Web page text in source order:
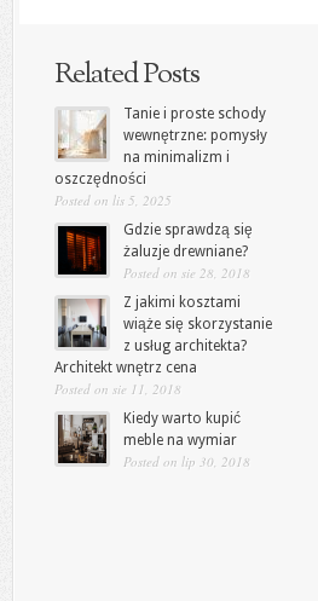
Related Posts
Tanie i proste schody
wewnętrzne: pomysły
na minimalizm i
oszczędności
Posted on lis 5, 2025
Gdzie sprawdzą się
żaluzje drewniane?
Posted on sie 28, 2018
Z jakimi kosztami
wiąże się skorzystanie
z usług architekta?
Architekt wnętrz cena
Posted on sie 11, 2018
Kiedy warto kupić
meble na wymiar
Posted on lip 30, 2018